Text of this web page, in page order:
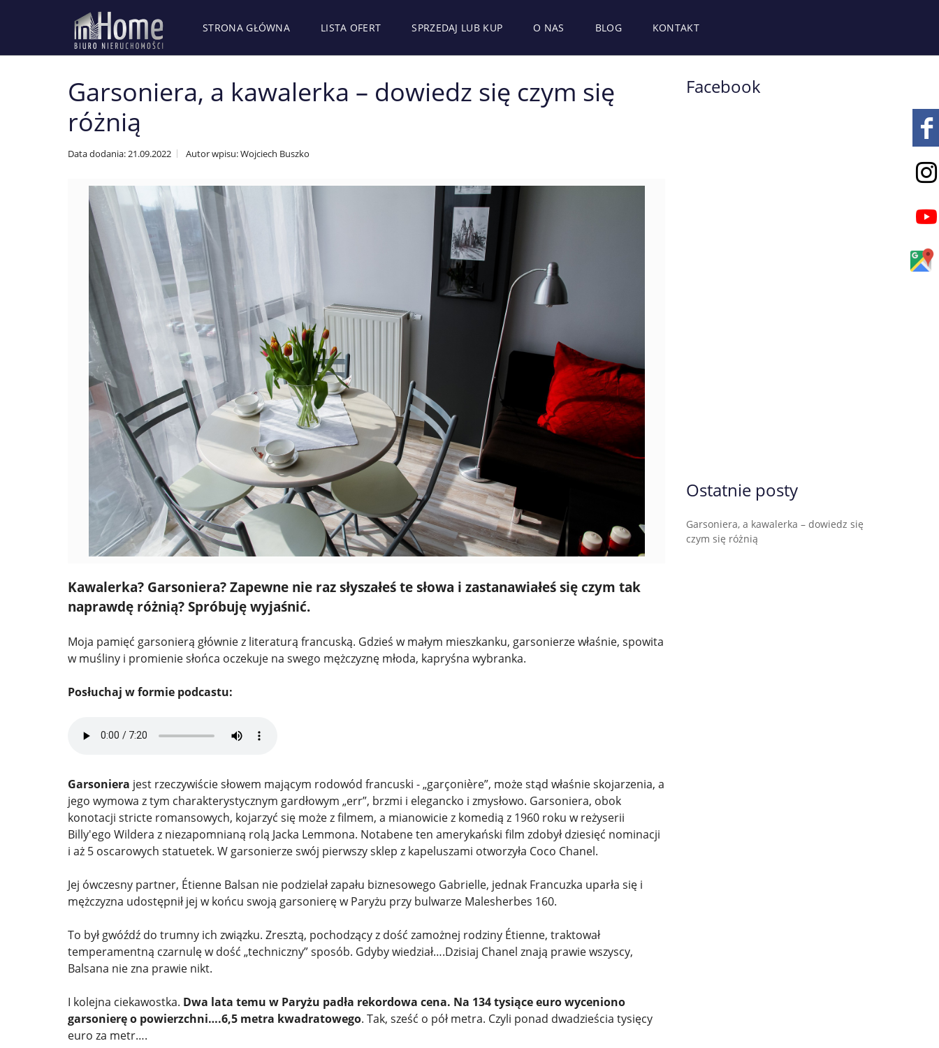
STRONA GŁÓWNA LISTA OFERT SPRZEDAJ LUB KUP O NAS BLOG KONTAKT
Garsoniera, a kawalerka – dowiedz się czym się
różnią
Data dodania: 21.09.2022 Autor wpisu: Wojciech Buszko
Kawalerka? Garsoniera? Zapewne nie raz słyszałeś te słowa i zastanawiałeś się czym tak
naprawdę różnią? Spróbuję wyjaśnić.
Moja pamięć garsonierą głównie z literaturą francuską. Gdzieś w małym mieszkanku, garsonierze właśnie, spowita
w muśliny i promienie słońca oczekuje na swego mężczyznę młoda, kapryśna wybranka.
Posłuchaj w formie podcastu:
Garsoniera jest rzeczywiście słowem mającym rodowód francuski - „garçonière”, może stąd właśnie skojarzenia, a
jego wymowa z tym charakterystycznym gardłowym „err”, brzmi i elegancko i zmysłowo. Garsoniera, obok
konotacji stricte romansowych, kojarzyć się może z filmem, a mianowicie z komedią z 1960 roku w reżyserii
Billy'ego Wildera z niezapomnianą rolą Jacka Lemmona. Notabene ten amerykański film zdobył dziesięć nominacji
i aż 5 oscarowych statuetek. W garsonierze swój pierwszy sklep z kapeluszami otworzyła Coco Chanel.
Jej ówczesny partner, Étienne Balsan nie podzielał zapału biznesowego Gabrielle, jednak Francuzka uparła się i
mężczyzna udostępnił jej w końcu swoją garsonierę w Paryżu przy bulwarze Malesherbes 160.
To był gwóźdź do trumny ich związku. Zresztą, pochodzący z dość zamożnej rodziny Étienne, traktował
temperamentną czarnulę w dość „techniczny” sposób. Gdyby wiedział….Dzisiaj Chanel znają prawie wszyscy,
Balsana nie zna prawie nikt.
I kolejna ciekawostka. Dwa lata temu w Paryżu padła rekordowa cena. Na 134 tysiące euro wyceniono
garsonierę o powierzchni….6,5 metra kwadratowego. Tak, sześć o pół metra. Czyli ponad dwadzieścia tysięcy
euro za metr….
Facebook
Ostatnie posty
Garsoniera, a kawalerka – dowiedz się
czym się różnią